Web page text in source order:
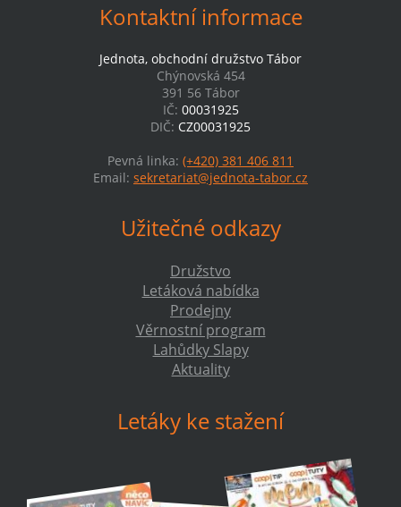
Kontaktní informace
Jednota, obchodní družstvo Tábor
Chýnovská 454
391 56 Tábor
IČ: 00031925
DIČ: CZ00031925
Pevná linka: (+420) 381 406 811
Email: sekretariat@jednota-tabor.cz
Užitečné odkazy
Družstvo
Letáková nabídka
Prodejny
Věrnostní program
Lahůdky Slapy
Aktuality
Letáky ke stažení